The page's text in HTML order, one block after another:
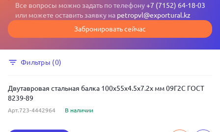
Все вопросы можно задать по телефону+7 (7152) 64-18-03
или можете оставить заявку на petropvl@exportural.kz
Забронировать сейчас
Фильтры (0)
Двутавровая стальная балка 100x55x4.5x7.2x мм 09Г2С ГОСТ
8239-89
Арт.723-4442964 В наличии